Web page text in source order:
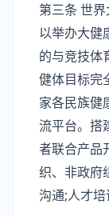
第三条 世
以举办大健
的与竞技体
健体目标完
家各民族健
流平台。搭
者联合产品
织、非政府
沟通;人才培